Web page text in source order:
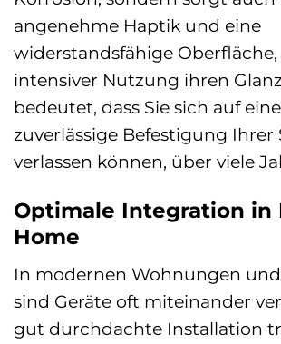
angenehme Haptik und eine
widerstandsfähige
intensiver Nutzung ihren
bedeutet, dass Sie sich auf
zuverlässige Befestigung Ihrer
verlassen können, über viele
Optimale Integration in
Home
In modernen Wohnungen
sind Geräte oft miteinander
gut durchdachte Installation